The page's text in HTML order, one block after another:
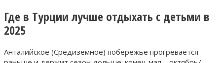
Где в Турции лучше отдыхать с детьми в
2025
Анталийское (Средиземное) побережье прогревается